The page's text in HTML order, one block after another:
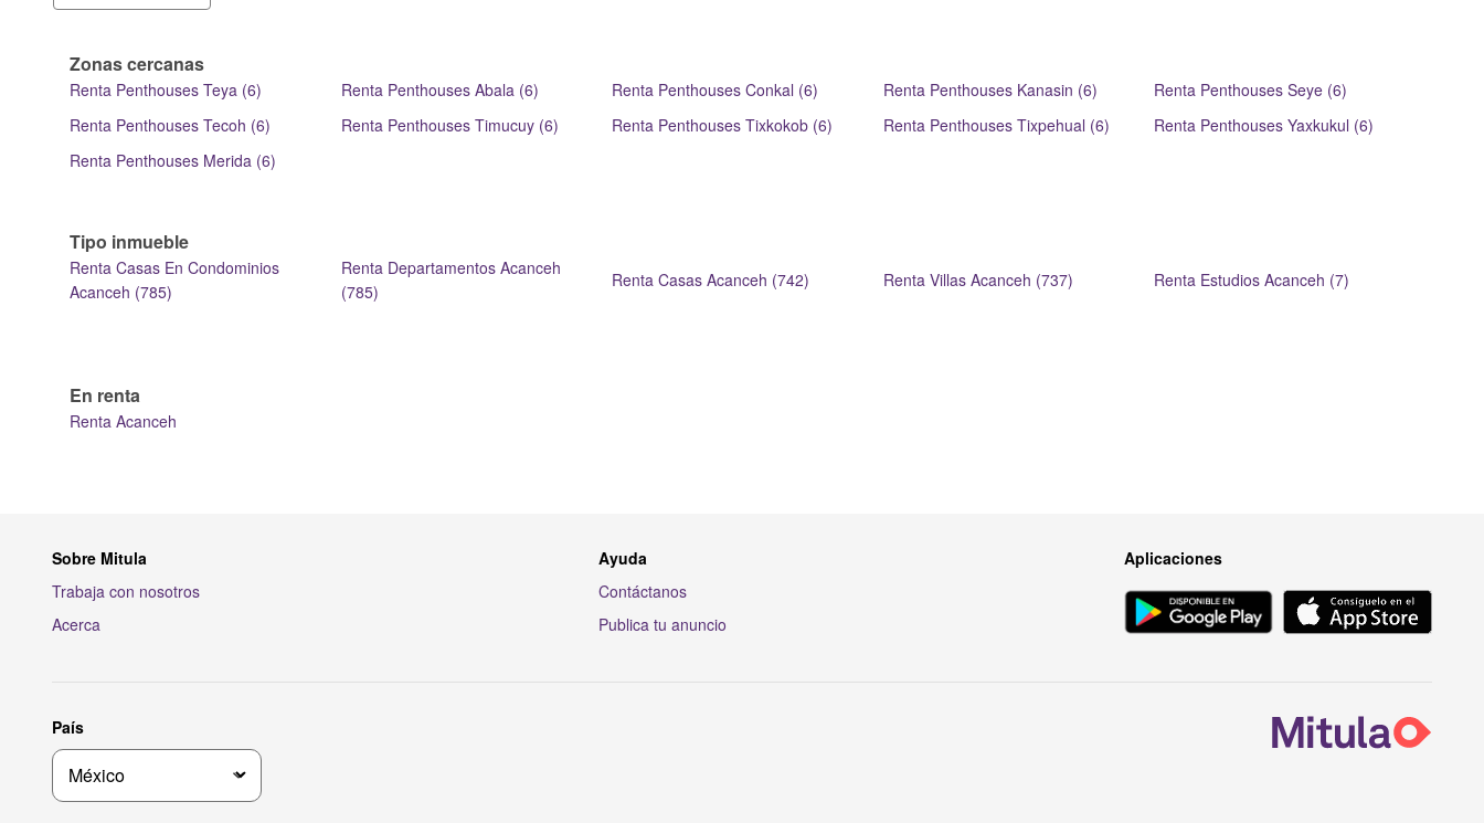
Zonas cercanas
Renta Penthouses Teya (6) Renta Penthouses Abala (6) Renta Penthouses Conkal (6) Renta Penthouses Kanasin (6)
Renta Penthouses Seye (6)
Renta Penthouses Tecoh (6)
Renta Penthouses Timucuy (6) Renta Penthouses Tixkokob (6) Renta Penthouses Tixpehual (6)
Renta Penthouses Yaxkukul (6)
Renta Penthouses Merida (6)
Tipo inmueble
Renta Casas En Condominios
Acanceh (785)
Renta Departamentos Acanceh
(785)
Renta Casas Acanceh (742) Renta Villas Acanceh (737) Renta Estudios Acanceh (7)
En renta
Renta Acanceh
Sobre Mitula
Trabaja con nosotros
Acerca
Ayuda
Contáctanos
Publica tu anuncio
Aplicaciones
País